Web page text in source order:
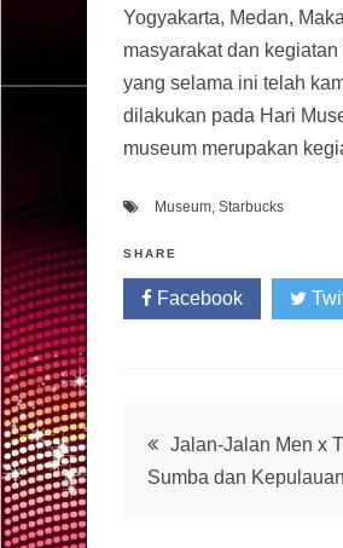
Yogyakarta, Medan,
masyarakat dan
yang selama ini telah
dilakukan pada Hari
museum merupakan
Museum Starbucks
SHARE
Facebook
Post
navigation
Jalan-Jalan Men x
Sumba dan